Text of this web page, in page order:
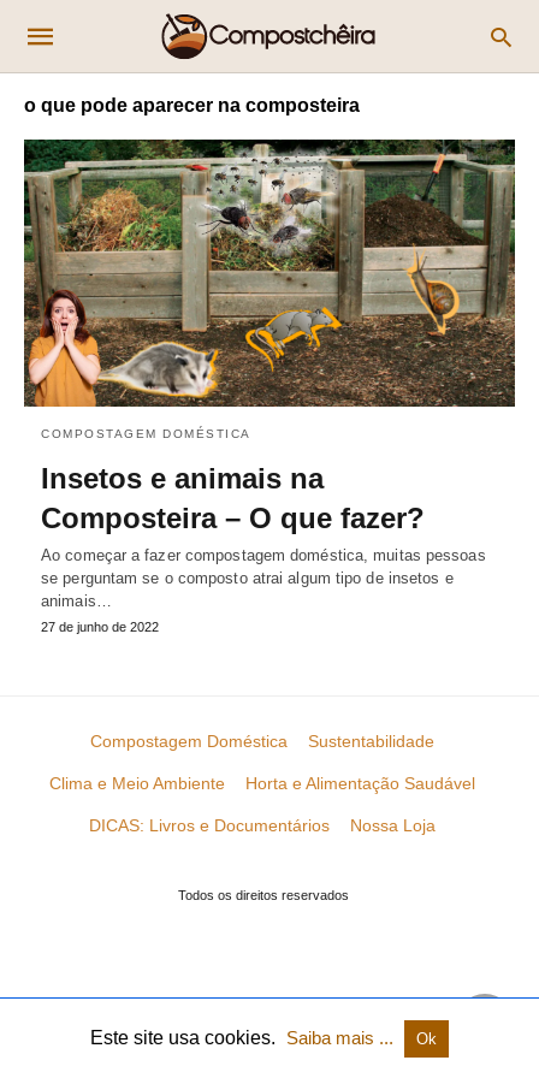
o que pode aparecer na composteira
COMPOSTAGEM DOMÉSTICA
Insetos e animais na
Composteira – O que fazer?
Ao começar a fazer compostagem doméstica, muitas pessoas
se perguntam se o composto atrai algum tipo de insetos e
animais…
27 de junho de 2022
Compostagem Doméstica Sustentabilidade
Clima e Meio Ambiente Horta e Alimentação Saudável
DICAS: Livros e Documentários Nossa Loja
Todos os direitos reservados
Este site usa cookies. Saiba mais ... Ok